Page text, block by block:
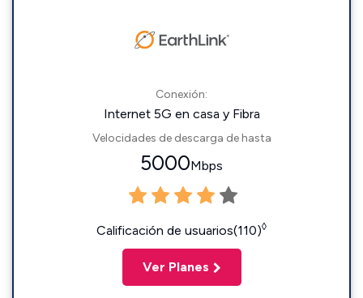
Conexión:
Internet 5G en casa y Fibra
Velocidades de descarga de hasta
5000Mbps
Calificación de usuarios(110)◊
Ver Planes